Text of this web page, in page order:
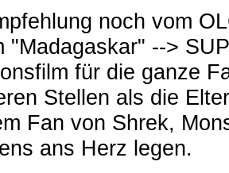
noch vom
"Madagaskar" -->
für die ganze
Stellen als die
Fan von Shrek,
ans Herz legen.